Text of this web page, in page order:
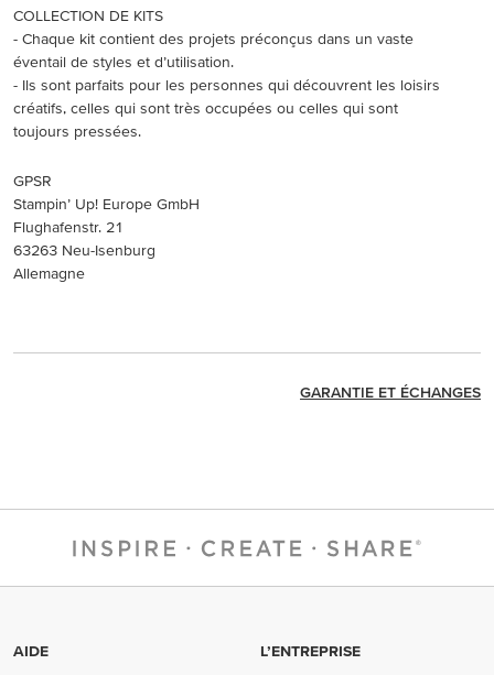
COLLECTION DE KITS
- Chaque kit contient des projets préconçus dans un vaste
éventail de styles et d’utilisation.
- Ils sont parfaits pour les personnes qui découvrent les loisirs
créatifs, celles qui sont très occupées ou celles qui sont
toujours pressées.
GPSR
Stampin’ Up! Europe GmbH
Flughafenstr. 21
63263 Neu-Isenburg
Allemagne
GARANTIE ET ÉCHANGES
AIDE L’ENTREPRISE